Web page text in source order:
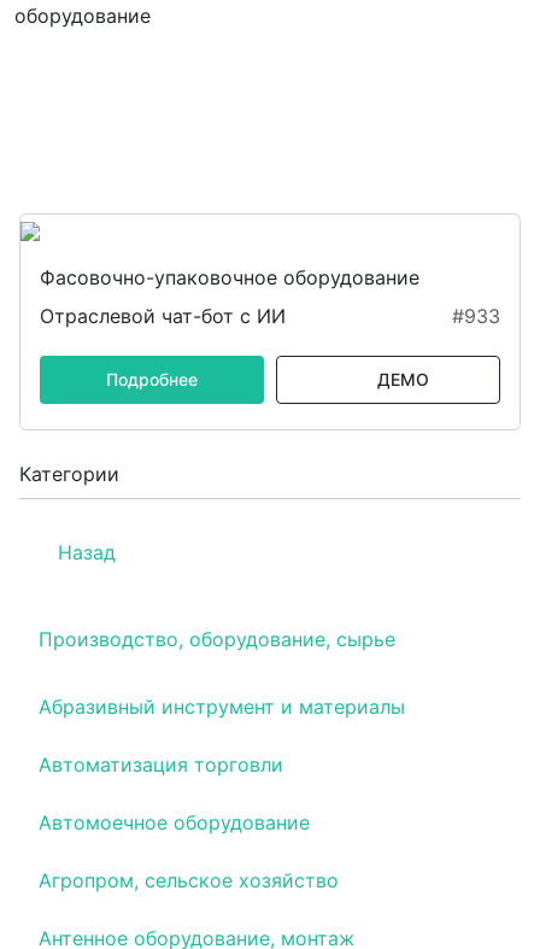
оборудование
Категории
Назад
Производство, оборудование, сырье
Абразивный инструмент и материалы
Автоматизация торговли
Автомоечное оборудование
Агропром, сельское хозяйство
Антенное оборудование, монтаж
Фасовочно-упаковочное оборудование
Отраслевой чат-бот с ИИ
#933
Подробнее ДЕМО